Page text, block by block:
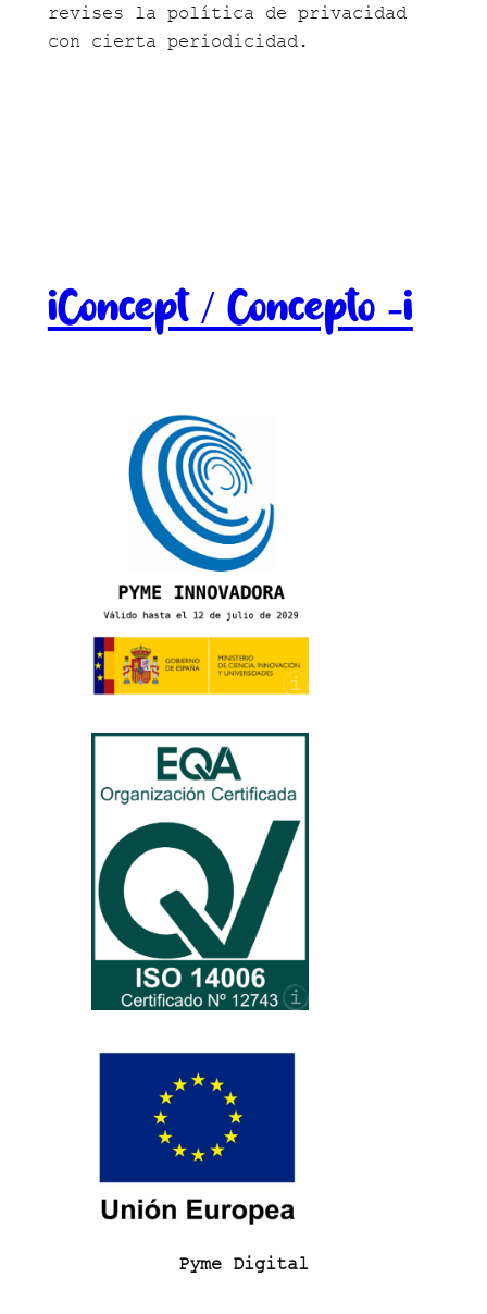
revises la política de privacidad
con cierta periodicidad.
iConcept / Concepto -i
Pyme Digital